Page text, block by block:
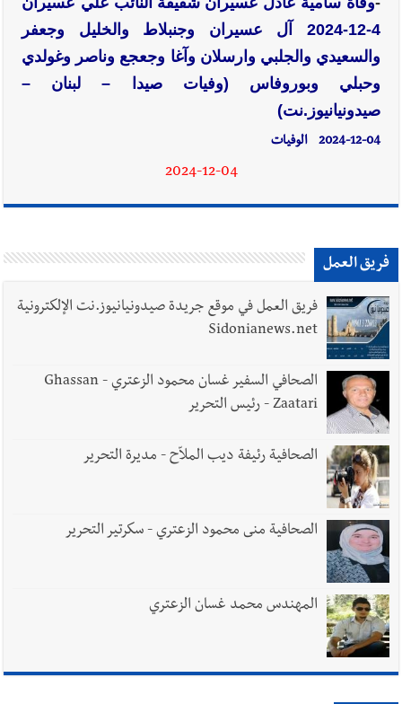
4-12-2024 آل عسيران وجنبلاط والخليل وجعفر
والسعيدي والجلبي وارسلان وآغا وجعجع وناصر وغولدي
وحبلي وبوروفاس (وفيات صيدا – لبنان –
صيدونيانيوز.نت)
2024-12-04 الوفيات
2024-12-04
فريق العمل
فريق العمل في موقع جريدة صيدونيانيوز.نت الإلكترونية
Sidonianews.net
الصحافي السفير غسان محمود الزعتري - Ghassan
Zaatari - رئيس التحرير
الصحافية رئيفة ديب الملاّح - مديرة التحرير
الصحافية منى محمود الزعتري - سكرتير التحرير
المهندس محمد غسان الزعتري